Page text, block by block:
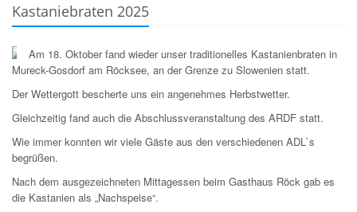
Kastaniebraten 2025
Am 18. Oktober fand wieder unser traditionelles Kastanienbraten in
Mureck-Gosdorf am Röcksee, an der Grenze zu Slowenien statt.
Der Wettergott bescherte uns ein angenehmes Herbstwetter.
Gleichzeitig fand auch die Abschlussveranstaltung des ARDF statt.
Wie immer konnten wir viele Gäste aus den verschiedenen ADL`s
begrüßen.
Nach dem ausgezeichneten Mittagessen beim Gasthaus Röck gab es
die Kastanien als „Nachspeise“.